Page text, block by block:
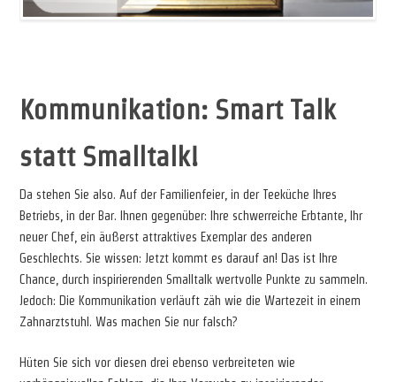
Kommunikation: Smart Talk
statt Smalltalk!
Da stehen Sie also. Auf der Familienfeier, in der Teeküche Ihres
Betriebs, in der Bar. Ihnen gegenüber: Ihre schwerreiche Erbtante, Ihr
neuer Chef, ein äußerst attraktives Exemplar des anderen
Geschlechts. Sie wissen: Jetzt kommt es darauf an! Das ist Ihre
Chance, durch inspirierenden Smalltalk wertvolle Punkte zu sammeln.
Jedoch: Die Kommunikation verläuft zäh wie die Wartezeit in einem
Zahnarztstuhl. Was machen Sie nur falsch?
Hüten Sie sich vor diesen drei ebenso verbreiteten wie